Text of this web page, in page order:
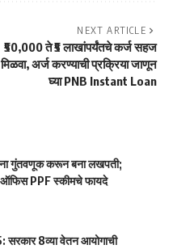
NEXT ARTICLE
₹50,000 ते ₹5 लाखांपर्यंतचे कर्ज सहज
मिळवा, अर्ज करण्याची प्रक्रिया जाणून
घ्या PNB Instant Loan
गुंतवणूक करून बना लखपती;
ऑफिस PPF स्कीमचे फायदे
8व्या वेतन आयोगाची